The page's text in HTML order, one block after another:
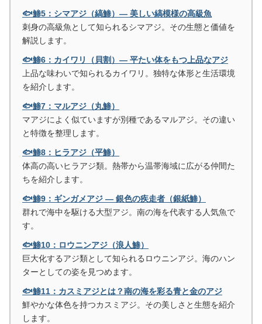
🐟鯵5：シマアジ（縞鯵）― 美しい縞模様の高級魚
刺身の高級魚として知られるシマアジ。その生態と価値を
解説します。
🐟鯵6：カイワリ（貝割）― 平たい体をもつ上品なアジ
上品な味わいで知られるカイワリ。独特な体形と生活環境
を紹介します。
🐟鯵7：マルアジ（丸鯵）
マアジによく似ていますが別種であるマルアジ。その違い
と特徴を整理します。
🐟鯵8：ヒラアジ（平鯵）
体高の高いヒラアジ類。熱帯から温帯海域に広がる仲間た
ちを紹介します。
🐟鯵9：ギンガメアジ ― 銀色の疾走者（銀紙鯵）
群れで海中を駆ける大型アジ。南の海を代表する人気魚で
す。
🐟鯵10：ロウニンアジ（浪人鯵）
巨大化するアジ類として知られるロウニンアジ。海のハン
ターとしての姿を見つめます。
🐟鯵11：カスミアジとは？南の海を彩る青と金のアジ
鮮やかな体色を持つカスミアジ。その美しさと生態を紹介
します。